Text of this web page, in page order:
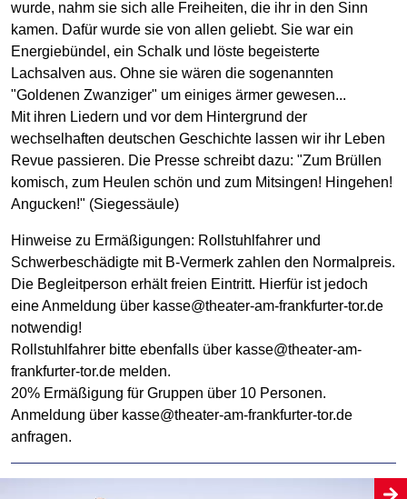
wurde, nahm sie sich alle Freiheiten, die ihr in den Sinn
kamen. Dafür wurde sie von allen geliebt. Sie war ein
Energiebündel, ein Schalk und löste begeisterte
Lachsalven aus. Ohne sie wären die sogenannten
"Goldenen Zwanziger" um einiges ärmer gewesen...
Mit ihren Liedern und vor dem Hintergrund der
wechselhaften deutschen Geschichte lassen wir ihr Leben
Revue passieren. Die Presse schreibt dazu: "Zum Brüllen
komisch, zum Heulen schön und zum Mitsingen! Hingehen!
Angucken!" (Siegessäule)
Hinweise zu Ermäßigungen: Rollstuhlfahrer und
Schwerbeschädigte mit B-Vermerk zahlen den Normalpreis.
Die Begleitperson erhält freien Eintritt. Hierfür ist jedoch
eine Anmeldung über kasse@theater-am-frankfurter-tor.de
notwendig!
Rollstuhlfahrer bitte ebenfalls über kasse@theater-am-
frankfurter-tor.de melden.
20% Ermäßigung für Gruppen über 10 Personen.
Anmeldung über kasse@theater-am-frankfurter-tor.de
anfragen.